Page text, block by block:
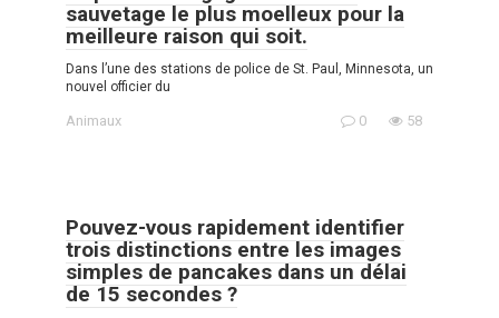
sauvetage le plus moelleux pour la
meilleure raison qui soit.
Dans l’une des stations de police de St. Paul, Minnesota, un
nouvel officier du
Animaux 0 58
Pouvez-vous rapidement identifier
trois distinctions entre les images
simples de pancakes dans un délai
de 15 secondes ?